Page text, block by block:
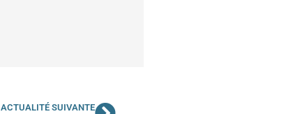
ACTUALITÉ SUIVANTE